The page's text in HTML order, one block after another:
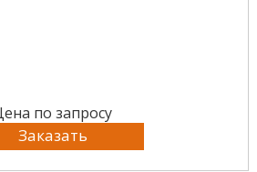
по запросу
Заказать